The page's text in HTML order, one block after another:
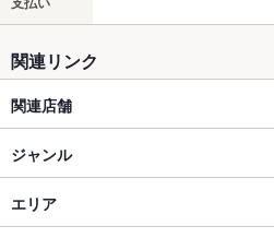
関連リンク
関連店舗
まんまみ～や 札幌店
咲か蔵 （さかぐら） 札幌北口店
ジャンル
居酒屋
エリア